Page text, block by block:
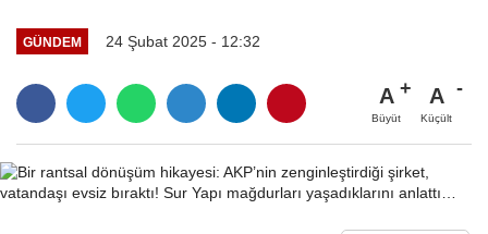
GÜNDEM 24 Şubat 2025 - 12:32
A
Büyüt
A
Küçült